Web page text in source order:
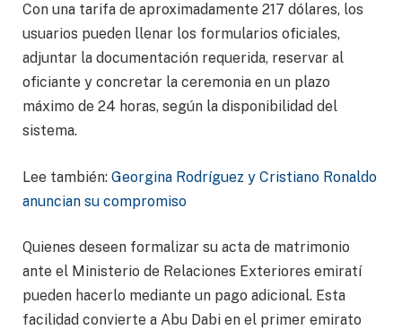
Con una tarifa de aproximadamente 217 dólares, los
usuarios pueden llenar los formularios oficiales,
adjuntar la documentación requerida, reservar al
oficiante y concretar la ceremonia en un plazo
máximo de 24 horas, según la disponibilidad del
sistema.
Lee también: Georgina Rodríguez y Cristiano Ronaldo
anuncian su compromiso
Quienes deseen formalizar su acta de matrimonio
ante el Ministerio de Relaciones Exteriores emiratí
pueden hacerlo mediante un pago adicional. Esta
facilidad convierte a Abu Dabi en el primer emirato